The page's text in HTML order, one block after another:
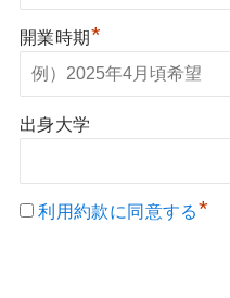
開業時期*
出身大学
利用約款に同意する*